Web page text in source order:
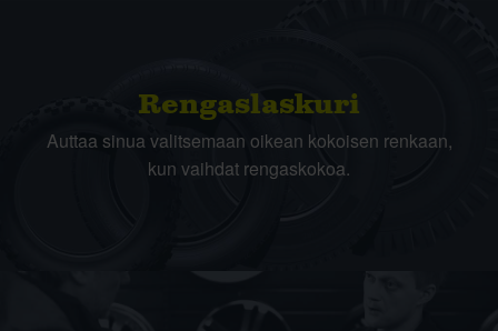
Rengas­laskuri
Auttaa sinua valitsemaan oikean kokoisen renkaan,
kun vaihdat rengaskokoa.